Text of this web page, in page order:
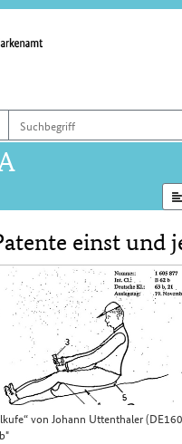
und
Suchbegriff
einst und
von Johann Uttenthaler